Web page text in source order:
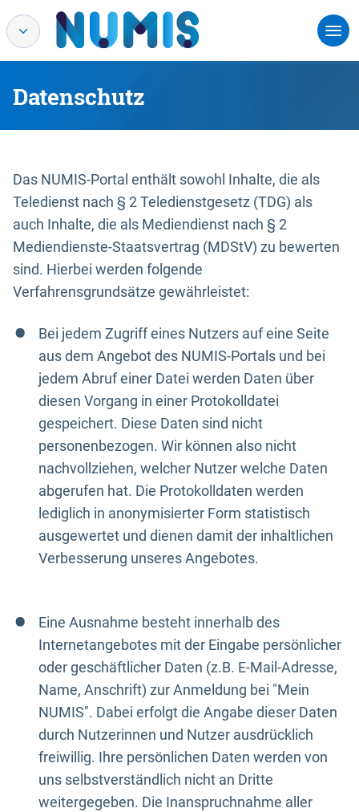
Datenschutz
Das NUMIS-Portal enthält sowohl Inhalte, die als
Teledienst nach § 2 Teledienstgesetz (TDG) als
auch Inhalte, die als Mediendienst nach § 2
Mediendienste-Staatsvertrag (MDStV) zu bewerten
sind. Hierbei werden folgende
Verfahrensgrundsätze gewährleistet:
Bei jedem Zugriff eines Nutzers auf eine Seite
aus dem Angebot des NUMIS-Portals und bei
jedem Abruf einer Datei werden Daten über
diesen Vorgang in einer Protokolldatei
gespeichert. Diese Daten sind nicht
personenbezogen. Wir können also nicht
nachvollziehen, welcher Nutzer welche Daten
abgerufen hat. Die Protokolldaten werden
lediglich in anonymisierter Form statistisch
ausgewertet und dienen damit der inhaltlichen
Verbesserung unseres Angebotes.
Eine Ausnahme besteht innerhalb des
Internetangebotes mit der Eingabe persönlicher
oder geschäftlicher Daten (z.B. E-Mail-Adresse,
Name, Anschrift) zur Anmeldung bei "Mein
NUMIS". Dabei erfolgt die Angabe dieser Daten
durch Nutzerinnen und Nutzer ausdrücklich
freiwillig. Ihre persönlichen Daten werden von
uns selbstverständlich nicht an Dritte
weitergegeben. Die Inanspruchnahme aller